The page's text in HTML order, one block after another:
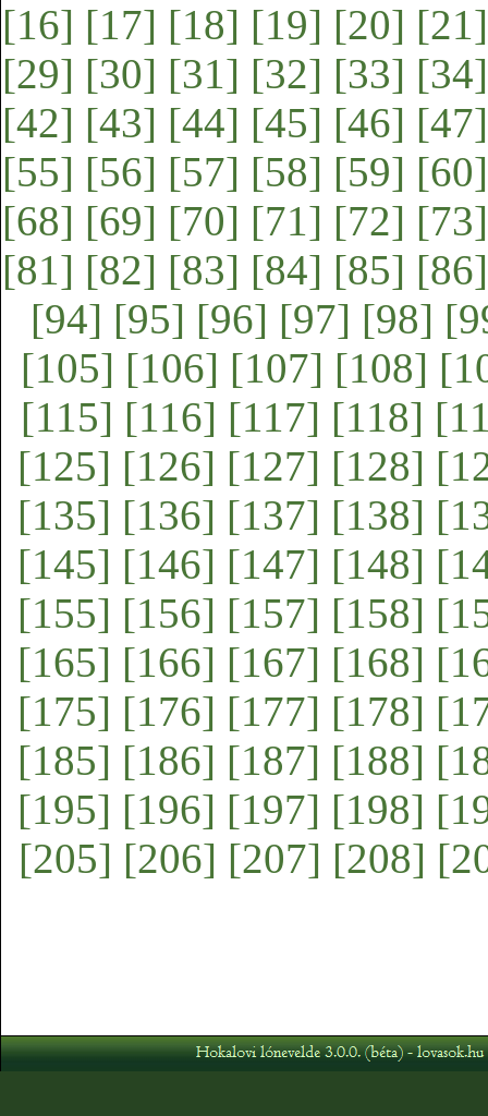
[16] [17] [18] [19] [20] [21]
[29] [30] [31] [32] [33] [34]
[42] [43] [44] [45] [46] [47]
[55] [56] [57] [58] [59] [60]
[68] [69] [70] [71] [72] [73]
[81] [82] [83] [84] [85] [86]
[94] [95] [96] [97] [98]
[105] [106] [107] [108]
[115] [116] [117] [118]
[125] [126] [127] [128]
[135] [136] [137] [138]
[145] [146] [147] [148]
[155] [156] [157] [158]
[165] [166] [167] [168]
[175] [176] [177] [178]
[185] [186] [187] [188]
[195] [196] [197] [198]
[205] [206] [207] [208]